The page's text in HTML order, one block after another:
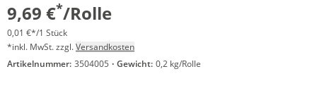
9,69 €*/Rolle
0,01 €*/1 Stück
*inkl. MwSt. zzgl.Versandkosten
Artikelnummer: 3504005 · Gewicht: 0,2 kg/Rolle